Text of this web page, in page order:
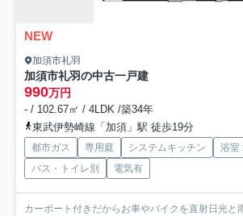
NEW
加須市礼羽
加須市礼羽の中古一戸建
990万円
- / 102.67㎡ / 4LDK /築34年
東武伊勢崎線「加須」駅 徒歩19分
都市ガス 専用庭 システムキッチン
浴室
バス・トイレ別
電気有
カーポート付きだからお車やバイクを直射日光と